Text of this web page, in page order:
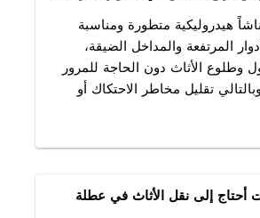
هيدروليكية متطورة ومناسبة
المرتفعة والمداخل الضيقة،
وطلوع الأثاث دون الحاجة للمرور
تقليل مخاطر الاحتكاك أو
أحتاج إلى نقل الأثاث في عطلة